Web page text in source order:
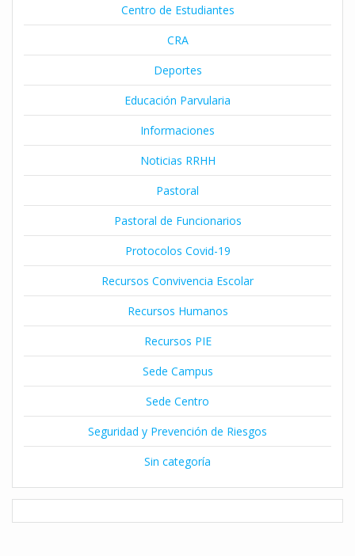
Centro de Estudiantes
CRA
Deportes
Educación Parvularia
Informaciones
Noticias RRHH
Pastoral
Pastoral de Funcionarios
Protocolos Covid-19
Recursos Convivencia Escolar
Recursos Humanos
Recursos PIE
Sede Campus
Sede Centro
Seguridad y Prevención de Riesgos
Sin categoría